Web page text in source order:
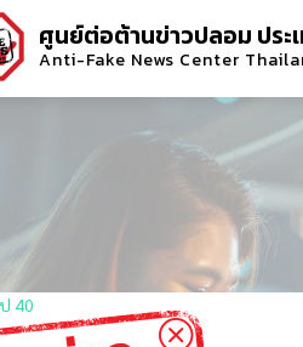
ศูนย์ต่อต้านข่าวปลอม ประ
Anti-Fake News Center